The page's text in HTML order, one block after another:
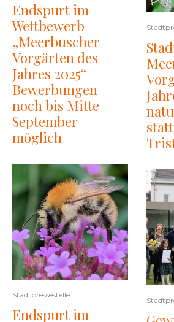
Endspurt im
Wettbewerb
„Meerbuscher
Vorgärten des
Jahres 2025“ –
Bewerbungen
noch bis Mitte
September
möglich
Stadtpressestelle
Endspurt im